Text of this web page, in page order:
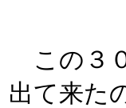
この３
出て来た